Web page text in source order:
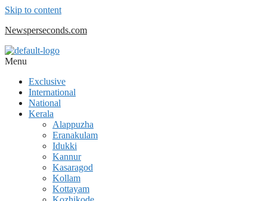
Skip to content
Newsperseconds.com
Menu
Exclusive
International
National
Kerala
Alappuzha
Eranakulam
Idukki
Kannur
Kasaragod
Kollam
Kottayam